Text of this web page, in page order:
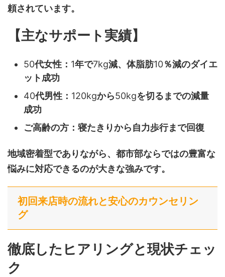
頼されています。
【主なサポート実績】
50代女性： 1年で7kg減、体脂肪10％減のダイエ
ット成功
40代男性： 120kgから50kgを切るまでの減量
成功
ご高齢の方：寝たきりから自力歩行まで回復
地域密着型でありながら、都市部ならではの豊富な
悩みに対応できるのが大きな強みです。
初回来店時の流れと安心のカウンセリン
グ
徹底したヒアリングと現状チェッ
ク